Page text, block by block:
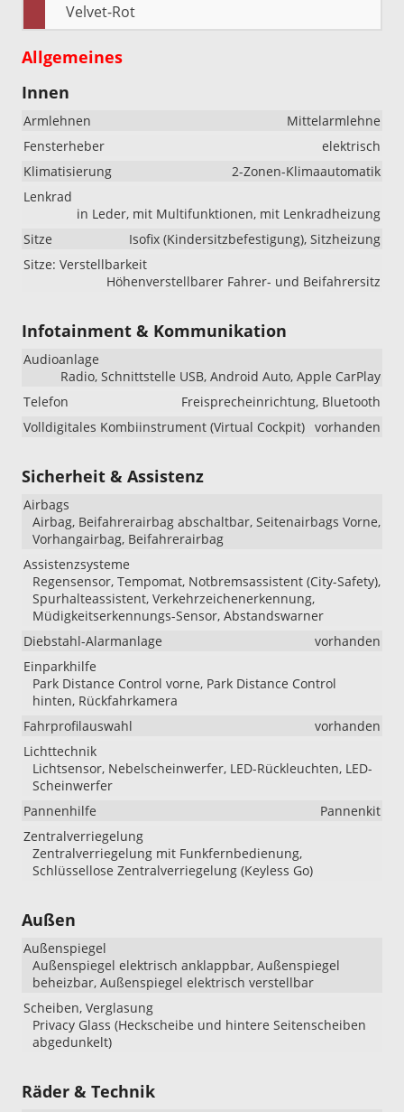
Velvet-Rot
Allgemeines
Innen
Armlehnen
Mittelarmlehne
Fensterheber
elektrisch
Klimatisierung
2-Zonen-Klimaautomatik
Lenkrad
in Leder, mit Multifunktionen, mit Lenkradheizung
Sitze
Isofix (Kindersitzbefestigung), Sitzheizung
Sitze: Verstellbarkeit
Höhenverstellbarer Fahrer- und Beifahrersitz
Infotainment & Kommunikation
Audioanlage
Radio, Schnittstelle USB, Android Auto, Apple CarPlay
Telefon
Freisprecheinrichtung, Bluetooth
Volldigitales Kombiinstrument (Virtual Cockpit) vorhanden
Sicherheit & Assistenz
Airbags
Airbag, Beifahrerairbag abschaltbar, Seitenairbags Vorne,
Vorhangairbag, Beifahrerairbag
Assistenzsysteme
Regensensor, Tempomat, Notbremsassistent (City-Safety),
Spurhalteassistent, Verkehrzeichenerkennung,
Müdigkeitserkennungs-Sensor, Abstandswarner
Diebstahl-Alarmanlage
vorhanden
Einparkhilfe
Park Distance Control vorne, Park Distance Control
hinten, Rückfahrkamera
Fahrprofilauswahl
vorhanden
Lichttechnik
Lichtsensor, Nebelscheinwerfer, LED-Rückleuchten, LED-
Scheinwerfer
Pannenhilfe
Pannenkit
Zentralverriegelung
Zentralverriegelung mit Funkfernbedienung,
Schlüssellose Zentralverriegelung (Keyless Go)
Außen
Außenspiegel
Außenspiegel elektrisch anklappbar, Außenspiegel
beheizbar, Außenspiegel elektrisch verstellbar
Scheiben, Verglasung
Privacy Glass (Heckscheibe und hintere Seitenscheiben
abgedunkelt)
Räder & Technik